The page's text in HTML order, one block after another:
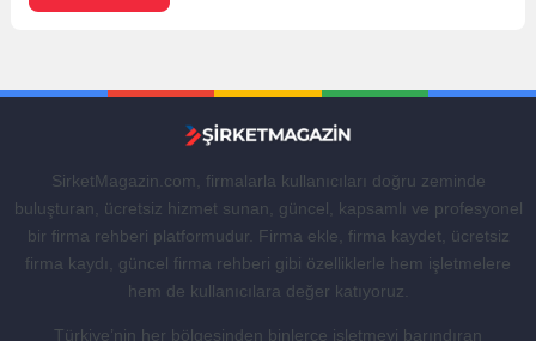
SirketMagazin.com, firmalarla kullanıcıları doğru zeminde
buluşturan, ücretsiz hizmet sunan, güncel, kapsamlı ve profesyonel
bir firma rehberi platformudur. Firma ekle, firma kaydet, ücretsiz
firma kaydı, güncel firma rehberi gibi özelliklerle hem işletmelere
hem de kullanıcılara değer katıyoruz.
Türkiye’nin her bölgesinden binlerce işletmeyi barındıran